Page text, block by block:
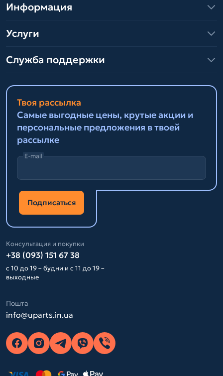
Информация
Услуги
Служба поддержки
Твоя рассылка
Самые выгодные цены, крутые акции и
персональные предложения в твоей
рассылке
E-mail
Подписаться
Консультация и покупки
+38 (093) 151 67 38
с 10 до 19 – будни и с 11 до 19 –
выходные
Пошта
info@uparts.in.ua